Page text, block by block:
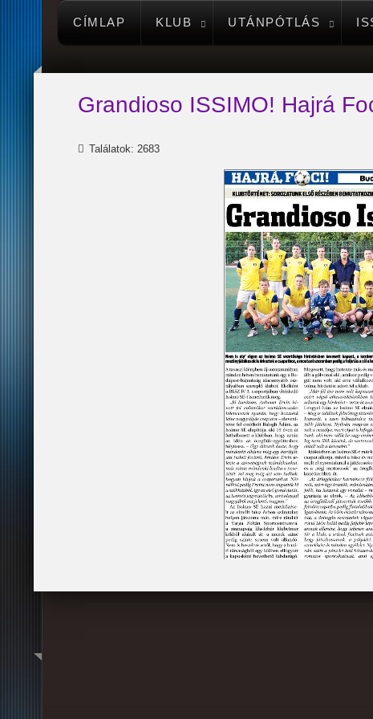
CÍMLAP KLUB UTÁNPÓTLÁS
Grandioso ISSIMO! Hajrá
Találatok: 2683